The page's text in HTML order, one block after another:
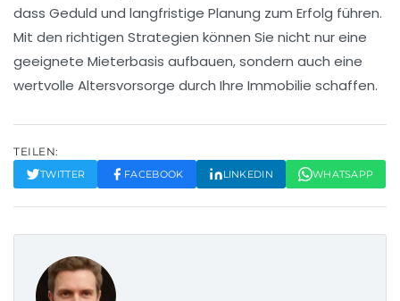
dass Geduld und langfristige Planung zum Erfolg führen.
Mit den richtigen Strategien können Sie nicht nur eine
geeignete Mieterbasis aufbauen, sondern auch eine
wertvolle Altersvorsorge durch Ihre Immobilie schaffen.
TEILEN:
TWITTER FACEBOOK LINKEDIN WHATSAPP